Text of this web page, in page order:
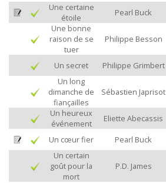
Une certaine
étoile
Pearl Buck
Une bonne
raison de se
tuer
Philippe Besson
Un secret Philippe Grimbert
Un long
dimanche de
fiançailles
Sébastien Japrisot
Un heureux
événement
Eliette Abecassis
Un cœur fier
Pearl Buck
Un certain
goût pour la
mort
P.D. James